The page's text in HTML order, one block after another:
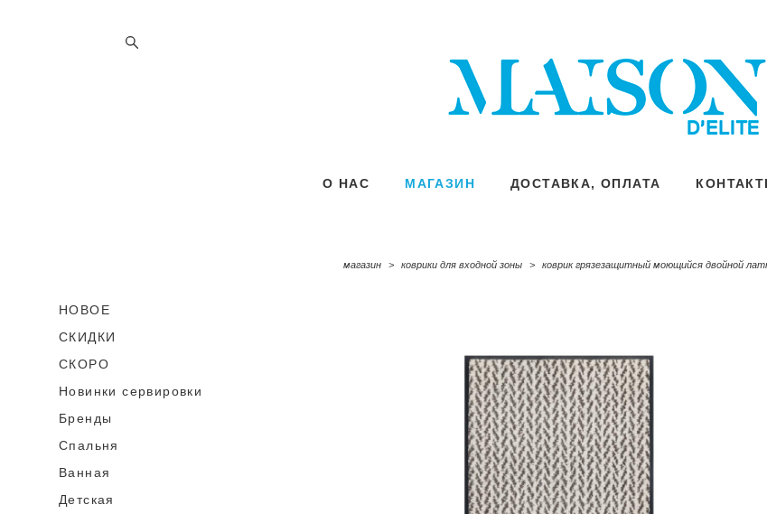
О НАС МАГАЗИН ДОСТАВКА, ОПЛАТА
О НАС МАГАЗИН ДОСТАВКА, ОПЛАТА
НОВОЕ
СКИДКИ
СКОРО
Новинки сервировки
Бренды
Спальня
Ванная
Детская
магазин > коврики для входной зоны > коврик грязезащитный моющийся двойной